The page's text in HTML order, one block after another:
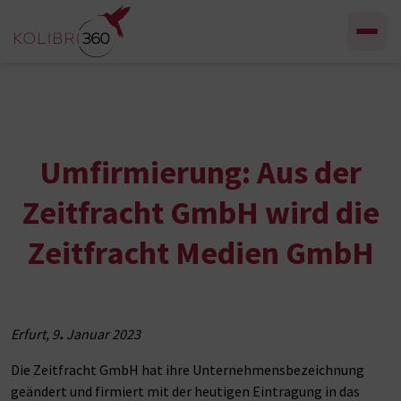
Zum Inhalt springen
Umfirmierung: Aus der
Zeitfracht GmbH wird die
Zeitfracht Medien GmbH
Erfurt, 9. Januar 2023
Die Zeitfracht GmbH hat ihre Unternehmensbezeichnung
geändert und firmiert mit der heutigen Eintragung in das